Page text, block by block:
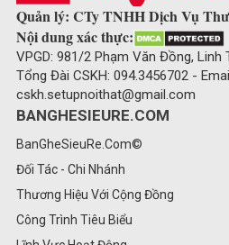
Quản lý: CTy TNHH Dịch Vụ
Nội dung xác thực:
VPGD: 981/2 Phạm Văn Đồng, Linh
Tổng Đài CSKH: 094.3456702 -
cskh.setupnoithat@gmail.com
BANGHESIEURE.COM
BanGheSieuRe.Com©
Đối Tác - Chi Nhánh
Thương Hiệu Với Cộng Đồng
Công Trình Tiêu Biểu